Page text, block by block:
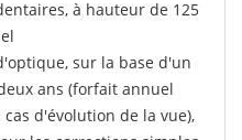
à hauteur de 125
sur la base d'un
ans (forfait annuel
d'évolution de la vue),